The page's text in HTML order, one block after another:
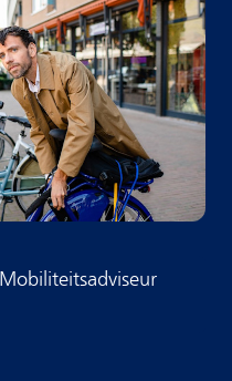
Mobiliteitsadviseur